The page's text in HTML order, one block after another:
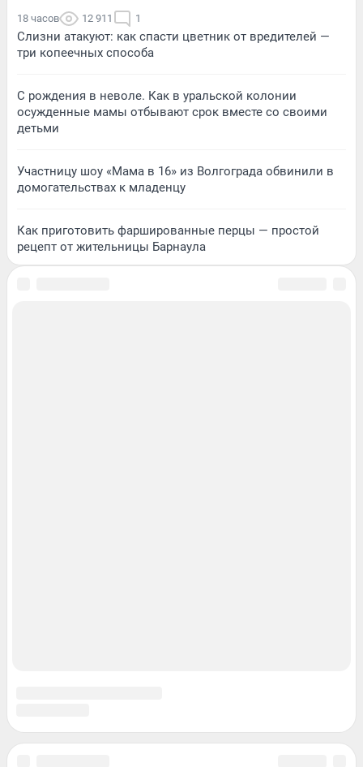
18 часов 12 911 1
Слизни атакуют: как спасти цветник от вредителей —
три копеечных способа
С рождения в неволе. Как в уральской колонии
осужденные мамы отбывают срок вместе со своими
детьми
Участницу шоу «Мама в 16» из Волгограда обвинили в
домогательствах к младенцу
Как приготовить фаршированные перцы — простой
рецепт от жительницы Барнаула